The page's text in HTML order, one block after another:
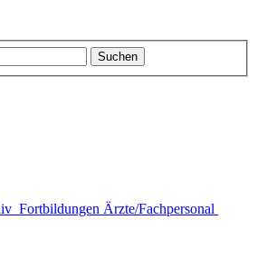
Fortbildungen Ärzte/Fachpersonal